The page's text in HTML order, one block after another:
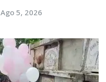
Ago 5, 2026